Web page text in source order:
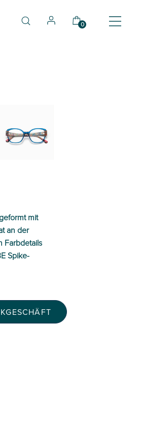
0
mit
an der
Farbdetails
Spike-